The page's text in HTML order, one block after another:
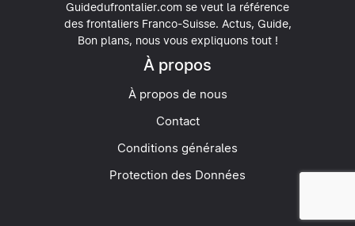
Guidedufrontalier.com se veut la référence
des frontaliers Franco-Suisse. Actus, Guide,
Bon plans, nous vous expliquons tout !
À propos
À propos de nous
Contact
Conditions générales
Protection des Données